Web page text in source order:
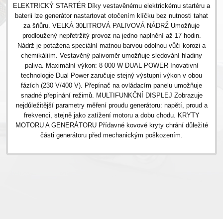
ELEKTRICKÝ STARTÉR Díky vestavěnému elektrickému startéru a
baterii lze generátor nastartovat otočením klíčku bez nutnosti tahat
za šňůru. VELKÁ 30LITROVÁ PALIVOVÁ NÁDRŽ Umožňuje
prodloužený nepřetržitý provoz na jedno naplnění až 17 hodin.
Nádrž je potažena speciální matnou barvou odolnou vůči korozi a
chemikáliím. Vestavěný palivoměr umožňuje sledování hladiny
paliva. Maximální výkon: 8 000 W DUAL POWER Inovativní
technologie Dual Power zaručuje stejný výstupní výkon v obou
fázích (230 V/400 V). Přepínač na ovládacím panelu umožňuje
snadné přepínání režimů. MULTIFUNKČNÍ DISPLEJ Zobrazuje
nejdůležitější parametry měření proudu generátoru: napětí, proud a
frekvenci, stejně jako zatížení motoru a dobu chodu. KRYTY
MOTORU A GENERÁTORU Přídavné kovové kryty chrání důležité
části generátoru před mechanickým poškozením.